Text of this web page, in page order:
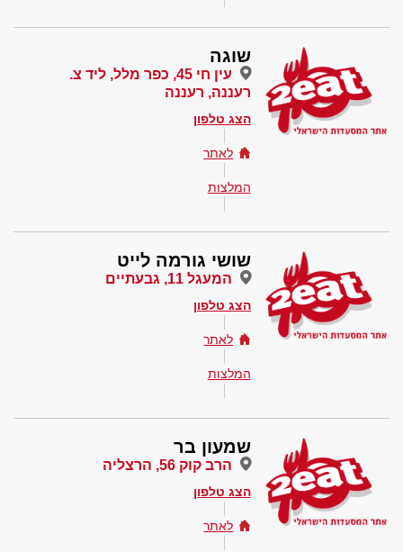
שוגה
עין חי 45, כפר מלל, ליד צ.
רעננה, רעננה
הצג טלפון
לאתר
המלצות
שושי גורמה לייט
המעגל 11, גבעתיים
הצג טלפון
לאתר
המלצות
שמעון בר
הרב קוק 56, הרצליה
הצג טלפון
לאתר